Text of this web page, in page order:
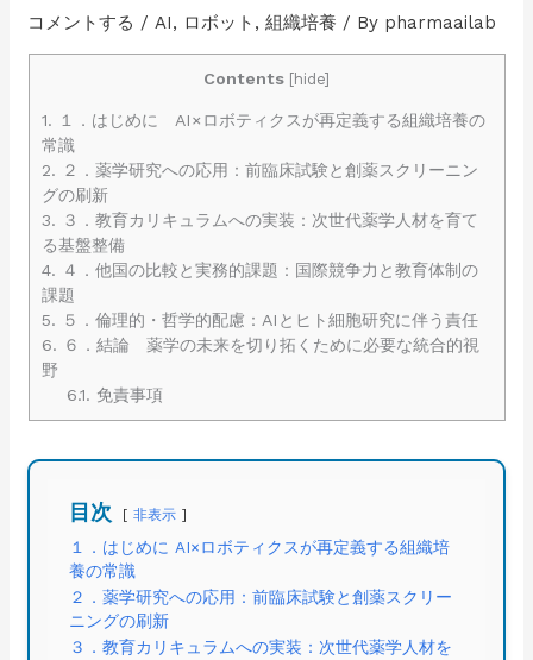
コメントする /AI, ロボット ,組織培養 / By pharmaailab
Contents [hide]
1. １．はじめに AI×ロボティクスが再定義する組織培養の
常識
2. ２．薬学研究への応用：前臨床試験と創薬スクリーニン
グの刷新
3. ３．教育カリキュラムへの実装：次世代薬学人材を育て
る基盤整備
4. ４．他国の比較と実務的課題：国際競争力と教育体制の
課題
5. ５．倫理的・哲学的配慮：AIとヒト細胞研究に伴う責任
6. ６．結論 薬学の未来を切り拓くために必要な統合的視
野
6.1. 免責事項
目次 非表示
１．はじめに AI×ロボティクスが再定義する組織培
養の常識
２．薬学研究への応用：前臨床試験と創薬スクリー
ニングの刷新
３．教育カリキュラムへの実装：次世代薬学人材を